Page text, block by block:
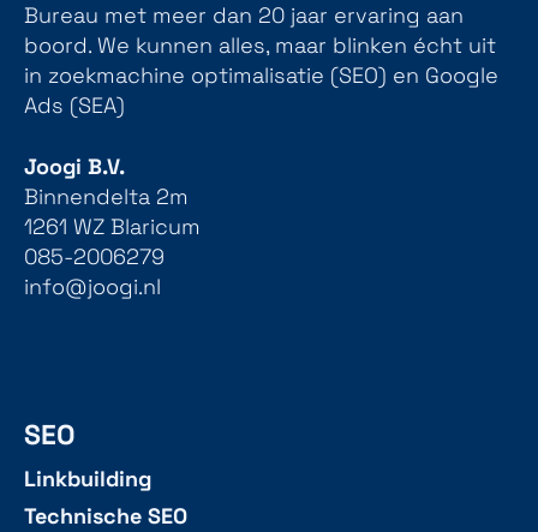
Bureau met meer dan 20 jaar ervaring aan
boord. We kunnen alles, maar blinken écht uit
in zoekmachine optimalisatie (SEO) en Google
Ads (SEA)
Joogi B.V.
Binnendelta 2m
1261 WZ Blaricum
085-2006279
info@joogi.nl
SEO
Linkbuilding
Technische SEO